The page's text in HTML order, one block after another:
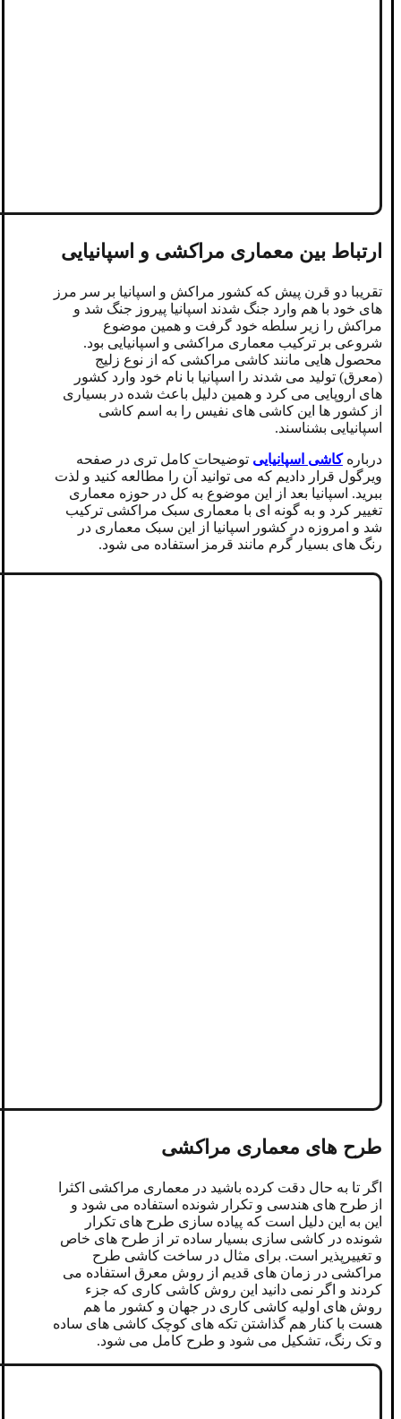
ارتباط بین معماری مراکشی و اسپانیایی
تقریبا دو قرن پیش که کشور مراکش و اسپانیا بر سر مرز
های خود با هم وارد جنگ شدند اسپانیا پیروز جنگ شد و
مراکش را زیر سلطه خود گرفت و همین موضوع
شروعی بر ترکیب معماری مراکشی و اسپانیایی بود.
محصول هایی مانند کاشی مراکشی که از نوع زلیج
(معرق) تولید می شدند را اسپانیا با نام خود وارد کشور
های اروپایی می کرد و همین دلیل باعث شده در بسیاری
از کشور ها این کاشی های نفیس را به اسم کاشی
اسپانیایی بشناسند.
دربارهکاشی اسپانیایی توضیحات کامل تری در صفحه
ویرگول قرار دادیم که می توانید آن را مطالعه کنید و لذت
ببرید. اسپانیا بعد از این موضوع به کل در حوزه معماری
تغییر کرد و به گونه ای با معماری سبک مراکشی ترکیب
شد و امروزه در کشور اسپانیا از این سبک معماری در
رنگ های بسیار گرم مانند قرمز استفاده می شود.
طرح های معماری مراکشی
اگر تا به حال دقت کرده باشید در معماری مراکشی اکثرا
از طرح های هندسی و تکرار شونده استفاده می شود و
این به این دلیل است که پیاده سازی طرح های تکرار
شونده در کاشی سازی بسیار ساده تر از طرح های خاص
و تغییرپذیر است. برای مثال در ساخت کاشی طرح
مراکشی در زمان های قدیم از روش معرق استفاده می
کردند و اگر نمی دانید این روش کاشی کاری که جزء
روش های اولیه کاشی کاری در جهان و کشور ما هم
هست با کنار هم گذاشتن تکه های کوچک کاشی های ساده
و تک رنگ، تشکیل می شود و طرح کامل می شود.